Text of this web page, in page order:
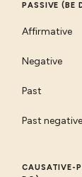
PASSIVE (BE
Affirmative
Negative
Past
Past negative
CAUSATIVE-